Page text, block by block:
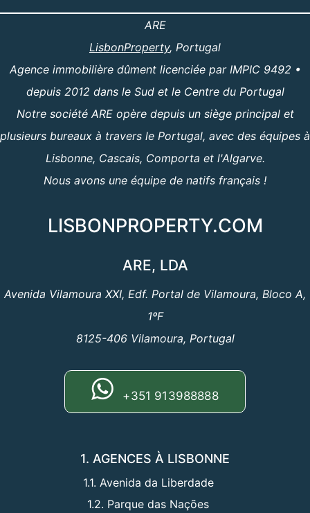
ARE
LisbonProperty, Portugal
Agence immobilière dûment licenciée par IMPIC 9492 •
depuis 2012 dans le Sud et le Centre du Portugal
Notre société ARE opère depuis un siège principal et
plusieurs bureaux à travers le Portugal, avec des équipes à
Lisbonne, Cascais, Comporta et l'Algarve.
Nous avons une équipe de natifs français !
LISBONPROPERTY.COM
ARE, LDA
Avenida Vilamoura XXI, Edf. Portal de Vilamoura, Bloco A,
1ºF
8125-406 Vilamoura, Portugal
+351 913988888
1. AGENCES À LISBONNE
1.1. Avenida da Liberdade
1.2. Parque das Nações